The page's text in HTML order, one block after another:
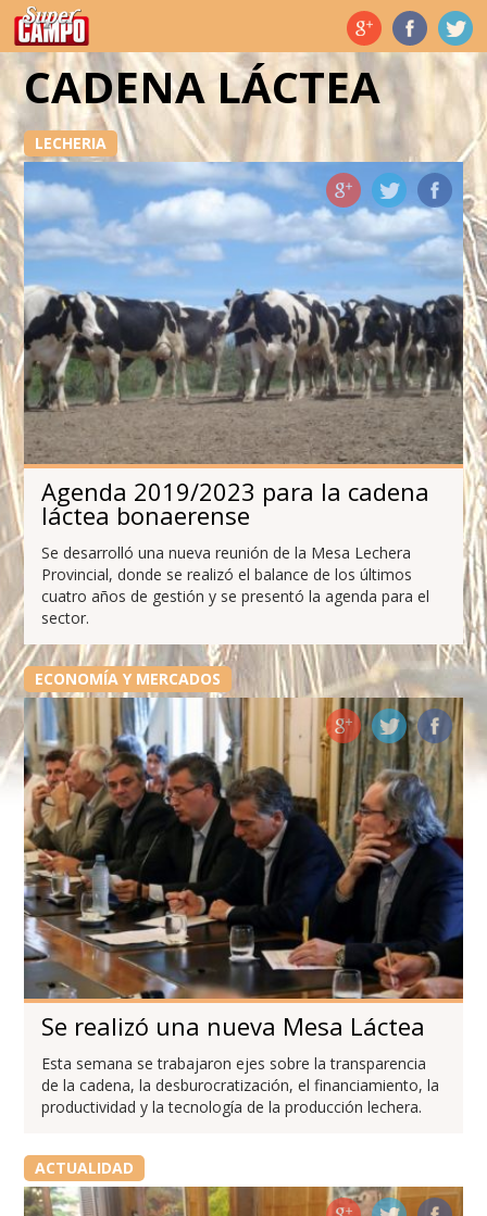
Temas de hoy
CADENA LÁCTEA
LECHERIA
Agenda 2019/2023 para la cadena
láctea bonaerense
Se desarrolló una nueva reunión de la Mesa Lechera
Provincial, donde se realizó el balance de los últimos
cuatro años de gestión y se presentó la agenda para el
sector.
ECONOMÍA Y MERCADOS
Se realizó una nueva Mesa Láctea
Esta semana se trabajaron ejes sobre la transparencia
de la cadena, la desburocratización, el financiamiento, la
productividad y la tecnología de la producción lechera.
ACTUALIDAD